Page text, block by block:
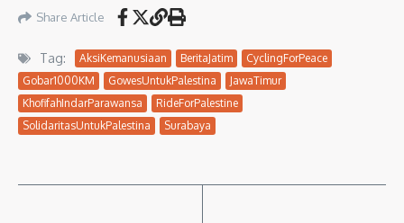
Share Article
Tag: AksiKemanusiaan BeritaJatim
CyclingForPeace
Gobar1000KM
GowesUntukPalestina
JawaTimur
KhofifahIndarParawansa
RideForPalestine
SolidaritasUntukPalestina
Surabaya